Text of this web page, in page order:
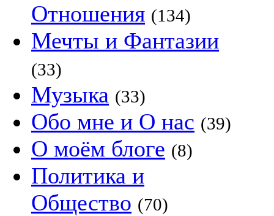
Отношения (134)
Мечты и Фантазии
(33)
Музыка (33)
Обо мне и О нас (39)
О моём блоге (8)
Политика и
Общество (70)